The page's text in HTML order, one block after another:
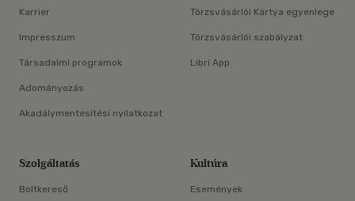
Karrier
Impresszum
Társadalmi programok
Adományozás
Akadálymentesítési nyilatkozat
Törzsvásárlói Kártya egyenlege
Törzsvásárlói szabályzat
Libri App
Szolgáltatás
Boltkereső
Kultúra
Események